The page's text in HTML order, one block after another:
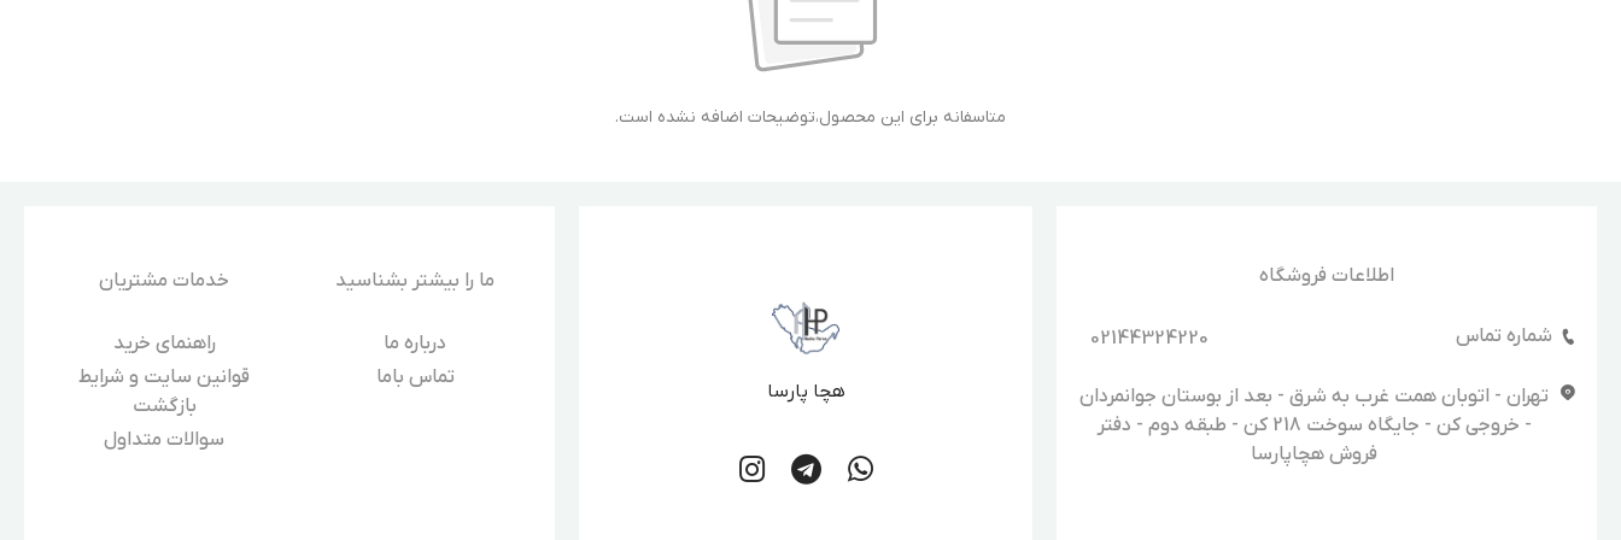
متاسفانه برای این محصول،توضیحات اضافه نشده است.
اطلاعات فروشگاه
شماره تماس 02144324220
تهران - اتوبان همت غرب به شرق - بعد از بوستان جوانمردان
- خروجی کن - جایگاه سوخت 218 کن - طبقه دوم - دفتر
فروش هچاپارسا
هچا پارسا
ما را بیشتر بشناسید
درباره‌ ما
تماس باما
خدمات مشتریان
راهنمای خرید
قوانین سایت و شرایط
بازگشت
سوالات متداول